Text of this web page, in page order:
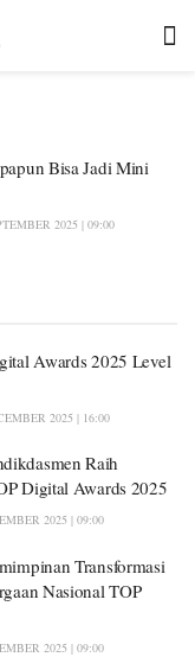
Bisa Jadi Mini
2025 | 09:00
Awards 2025 Level
2025 | 16:00
Raih
Digital Awards 2025
2025 | 09:00
Transformasi
Nasional TOP
2025 | 09:00